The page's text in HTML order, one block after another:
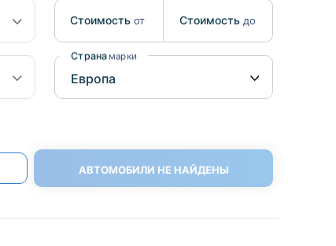
Hino
Стоимость от Стоимость до
Страна марки
АВТОМОБИЛИ НЕ НАЙДЕНЫ